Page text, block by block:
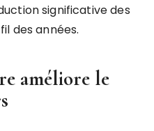
significative des
des années.
améliore le